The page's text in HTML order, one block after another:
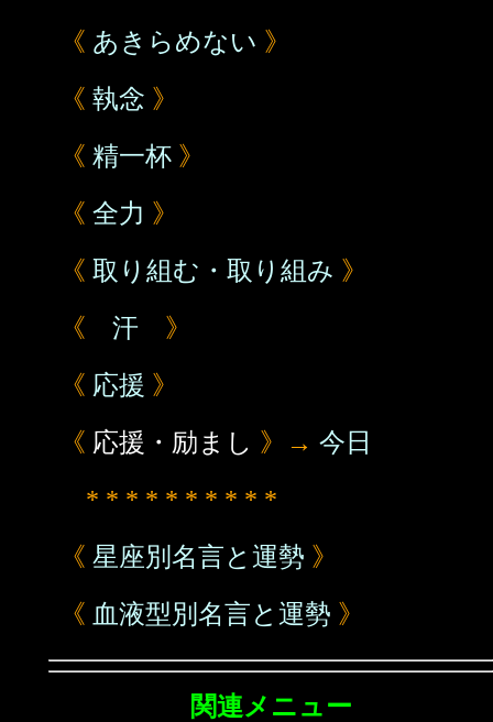
《 あきらめない 》
《 執念 》
《 精一杯 》
《 全力 》
《 取り組む・取り組み 》
《 汗 》
《 応援 》
《 応援・励まし 》→ 今日
* * * * * * * * * *
《 星座別名言と運勢 》
《 血液型別名言と運勢 》
関連メニュー